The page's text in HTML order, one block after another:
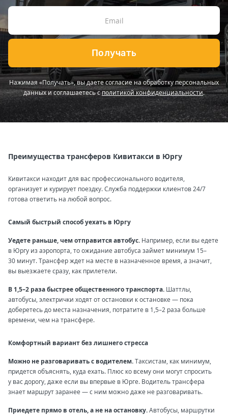
Получать
Нажимая «Получать», вы даете согласие на обработку персональных
данных и соглашаетесь сполитикой конфиденциальности.
Преимущества трансферов Кивитакси в Юргу
Кивитакси находит для вас профессионального водителя,
организует и курирует поездку. Служба поддержки клиентов 24/7
готова ответить на любой вопрос.
Самый быстрый способ уехать в Юргу
Уедете раньше, чем отправится автобус. Например, если вы едете
в Юргу из аэропорта, то ожидание автобуса займет минимум 15–
30 минут. Трансфер ждет на месте в назначенное время, а значит,
вы выезжаете сразу, как прилетели.
В 1,5–2 раза быстрее общественного транспорта. Шаттлы,
автобусы, электрички ходят от остановки к остановке — пока
доберетесь до места назначения, потратите в 1,5–2 раза больше
времени, чем на трансфере.
Комфортный вариант без лишнего стресса
Можно не разговаривать с водителем.Таксистам, как минимум,
придется объяснять, куда ехать. Плюс ко всему они могут спросить
у вас дорогу, даже если вы впервые в Юрге. Водитель трансфера
знает маршрут заранее — с ним можно даже не разговаривать.
Приедете прямо в отель, а не на остановку.Автобусы, маршрутки